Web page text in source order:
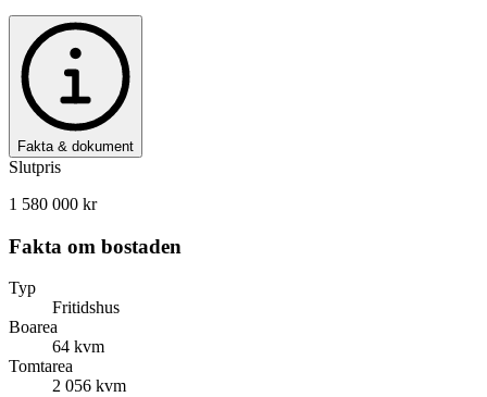
Fakta & dokument
Slutpris
1 580 000 kr
Fakta om bostaden
Typ
Fritidshus
Boarea
64 kvm
Tomtarea
2 056 kvm